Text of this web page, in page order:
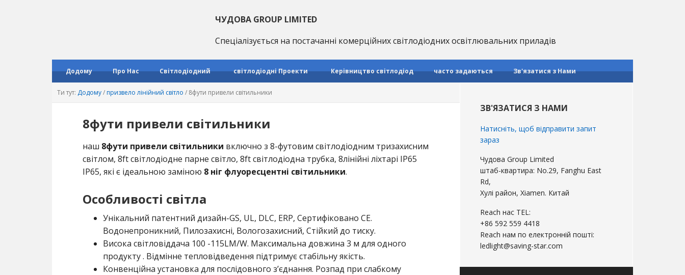
ЧУДОВА GROUP LIMITED
Спеціалізується на постачанні комерційних світлодіодних освітлювальних приладів
Додому Про Нас Світлодіодний світлодіодні Проекти Керівництво світлодіод часто задаються Зв'язатися з Нами
Ти тут: Додому/ призвело лінійний світло / 8фути привели світильники
8фути привели світильники
наш 8фути привели світильники включно з 8-футовим світлодіодним тризахисним
світлом, 8ft світлодіодне парне світло, 8ft світлодіодна трубка, 8лінійні ліхтарі IP65
IP65, які є ідеальною заміною 8 ніг флуоресцентні світильники.
Особливості світла
Унікальний патентний дизайн-GS, UL, DLC, ERP, Сертифіковано CE.
Водонепроникний, Пилозахисні, Вологозахисний, Стійкий до тиску.
Висока світловіддача 100 -115LM/W. Максимальна довжина 3 м для одного
продукту . Відмінне тепловідведення підтримує стабільну якість.
Конвенційна установка для послідовного з’єднання. Розпад при слабкому
бічна
панель
ЗВ'ЯЗАТИСЯ З НАМИ
Натисніть, щоб відправити запит
зараз
Чудова Group Limited
штаб-квартира: No.29, Fanghu East
Rd,
Хулі район, Xiamen. Китай
Reach нас TEL:
+86 592 559 4418
Reach нам по електронній пошті:
ledlight@saving-star.com